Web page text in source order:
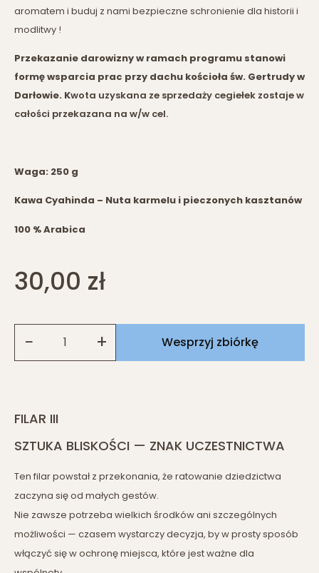
aromatem i buduj z nami bezpieczne schronienie dla historii i
modlitwy !
Przekazanie darowizny w ramach programu stanowi
formę wsparcia prac przy dachu kościoła św. Gertrudy w
Darłowie. Kwota uzyskana ze sprzedaży cegiełek zostaje w
całości przekazana na w/w cel.
Waga: 250 g
Kawa Cyahinda – Nuta karmelu i pieczonych kasztanów
100 % Arabica
30,00 zł
− + Wesprzyj zbiórkę
FILAR III
SZTUKA BLISKOŚCI — ZNAK UCZESTNICTWA
Ten filar powstał z przekonania, że ratowanie dziedzictwa
zaczyna się od małych gestów.
Nie zawsze potrzeba wielkich środków ani szczególnych
możliwości — czasem wystarczy decyzja, by w prosty sposób
włączyć się w ochronę miejsca, które jest ważne dla